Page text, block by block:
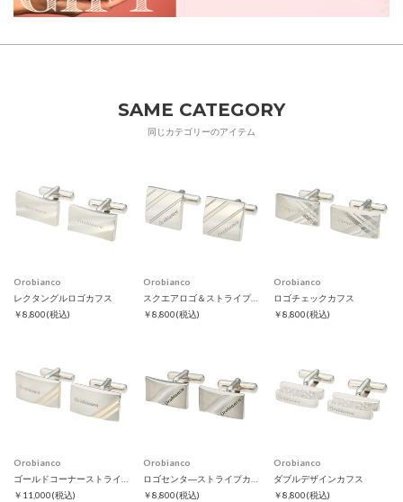
SAME CATEGORY
同じカテゴリーのアイテム
Orobianco
レクタングルロゴカフス
￥8,800(税込)
Orobianco
スクエアロゴ＆ストライプカフス
￥8,800(税込)
Orobianco
ロゴチェックカフス
￥8,800(税込)
Orobianco
￥11,000(税込)
Orobianco
￥8,800(税込)
Orobianco
ダブルデザインカフス
￥8,800(税込)